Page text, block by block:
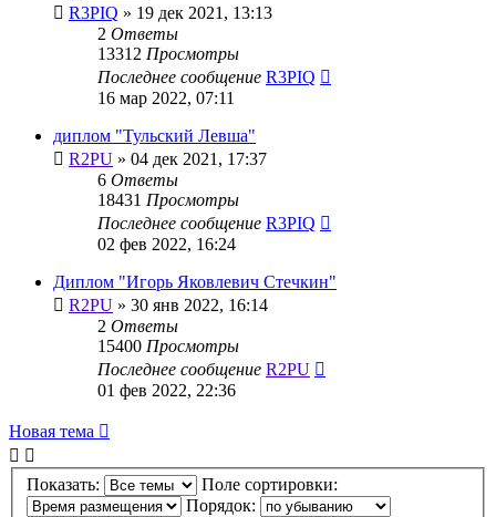
R3PIQ » 19 дек 2021, 13:13
2 Ответы
13312 Просмотры
Последнее сообщение R3PIQ
16 мар 2022, 07:11
диплом "Тульский Левша"
R2PU » 04 дек 2021, 17:37
6 Ответы
18431 Просмотры
Последнее сообщение R3PIQ
02 фев 2022, 16:24
Диплом "Игорь Яковлевич Стечкин"
R2PU » 30 янв 2022, 16:14
2 Ответы
15400 Просмотры
Последнее сообщение R2PU
01 фев 2022, 22:36
Новая тема
Показать:
Поле сортировки:
Порядок: